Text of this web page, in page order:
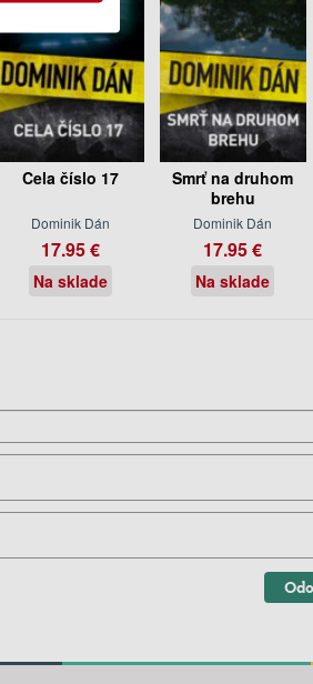
Cela číslo 17
Dominik Dán
17.95 €
Na sklade
Smrť na druhom
brehu
Dominik Dán
17.95 €
Na sklade